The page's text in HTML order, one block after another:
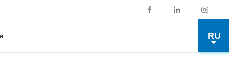
RU